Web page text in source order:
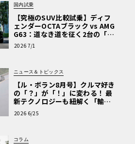
国内試乗
【究極のSUV比較試乗】ディフ
ェンダーOCTAブラック vs AMG
G63：道なき道を征く2台の「対
極的アプローチ」
2026 7/1
ニュース＆トピックス
【ル・ボラン8月号】クルマ好き
の「？」が「！」に変わる！ 最
新テクノロジーも紐解く「輸入
車Q&A」
2026 6/25
コラム